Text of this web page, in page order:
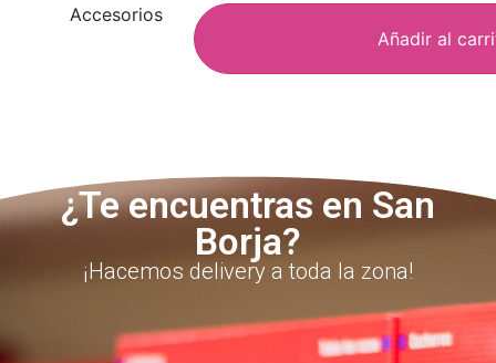
Accesorios
Añadir al
¿Te encuentras en San
Borja?
¡Hacemos delivery a toda la zona!